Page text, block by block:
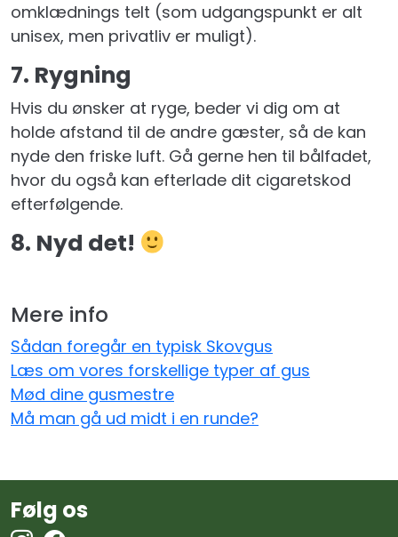
omklædnings telt (som udgangspunkt er alt
unisex, men privatliv er muligt).
7. Rygning
Hvis du ønsker at ryge, beder vi dig om at
holde afstand til de andre gæster, så de kan
nyde den friske luft. Gå gerne hen til bålfadet,
hvor du også kan efterlade dit cigaretskod
efterfølgende.
8. Nyd det!
Mere info
Sådan foregår en typisk Skovgus
Læs om vores forskellige typer af gus
Mød dine gusmestre
Må man gå ud midt i en runde?
Følg os